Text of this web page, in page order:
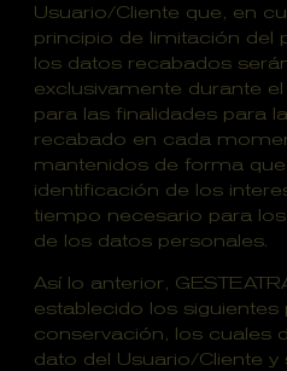
Usuario/Cliente que, en
principio de limitación del
los datos recabados
exclusivamente durante
para las finalidades para
recabado en cada
mantenidos de forma
identificación de los
tiempo necesario para
de los datos personales.
Así lo anterior,
establecido los siguientes
conservación, los cuales
dato del Usuario/Cliente y